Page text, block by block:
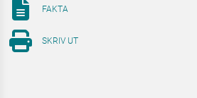
FAKTA
SKRIV UT